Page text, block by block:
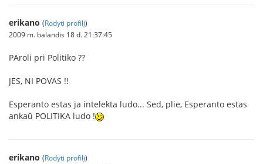
erikano (Rodyti profilį)
2009 m. balandis 18 d. 21:37:45
PAroli pri Politiko ??
JES, NI POVAS !!
Esperanto estas ja intelekta ludo... Sed, plie, Esperanto estas
ankaŭ POLITIKA ludo !
erikano (Rodyti profilį)